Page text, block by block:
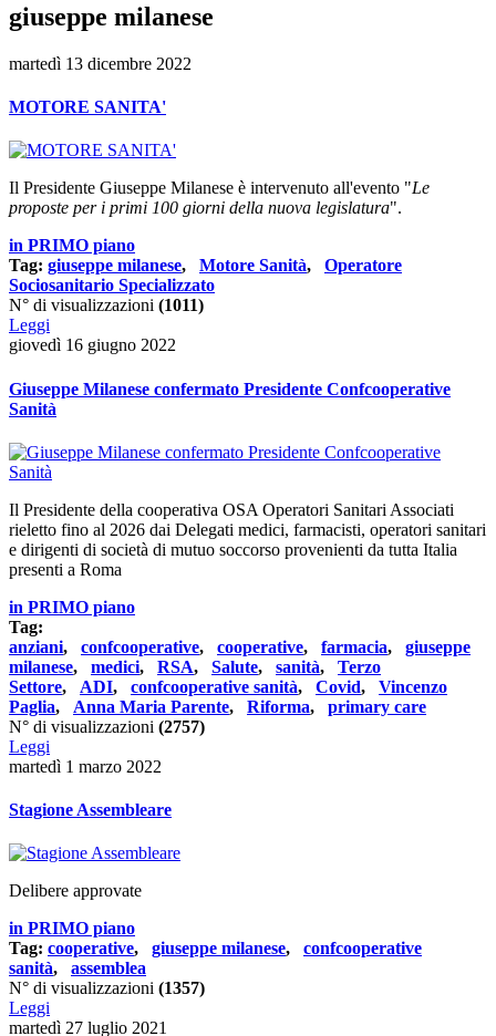
giuseppe milanese
martedì 13 dicembre 2022
MOTORE SANITA'
Il Presidente Giuseppe Milanese è intervenuto all'evento "Le
proposte per i primi 100 giorni della nuova legislatura".
in PRIMO piano
Tag: giuseppe milanese, Motore Sanità, Operatore
Sociosanitario Specializzato
N° di visualizzazioni (1011)
Leggi
giovedì 16 giugno 2022
Giuseppe Milanese confermato Presidente Confcooperative
Sanità
Il Presidente della cooperativa OSA Operatori Sanitari Associati
rieletto fino al 2026 dai Delegati medici, farmacisti, operatori sanitari
e dirigenti di società di mutuo soccorso provenienti da tutta Italia
presenti a Roma
in PRIMO piano
Tag:
anziani, confcooperative, cooperative, farmacia, giuseppe
milanese, medici, RSA, Salute, sanità, Terzo
Settore, ADI, confcooperative sanità, Covid, Vincenzo
Paglia, Anna Maria Parente, Riforma, primary care
N° di visualizzazioni (2757)
Leggi
martedì 1 marzo 2022
Stagione Assembleare
Delibere approvate
in PRIMO piano
Tag: cooperative, giuseppe milanese, confcooperative
sanità, assemblea
N° di visualizzazioni (1357)
Leggi
martedì 27 luglio 2021